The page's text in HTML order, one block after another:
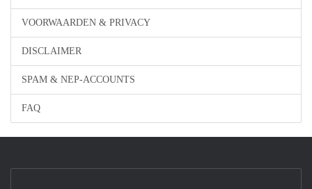
VOORWAARDEN & PRIVACY
DISCLAIMER
SPAM & NEP-ACCOUNTS
FAQ